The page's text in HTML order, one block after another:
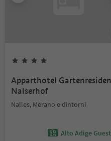
Apparthotel
Nalserhof
Nalles, Merano e dintorni
Alto Adige